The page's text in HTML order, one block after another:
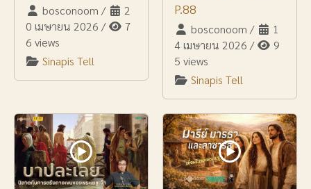
bosconoom /
2
0 เมษายน 2026 /
7
6 views
Sinapis Tell
P.88
bosconoom /
1
4 เมษายน 2026 /
9
5 views
Sinapis Tell